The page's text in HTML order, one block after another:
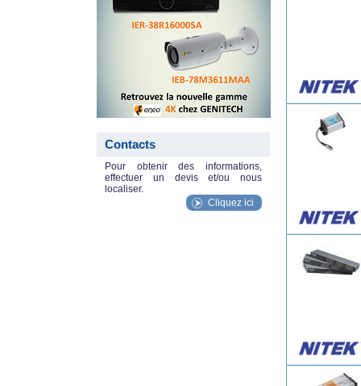
Contacts
Pour obtenir des informations,
effectuer un devis et/ou nous
localiser.
Cliquez ici